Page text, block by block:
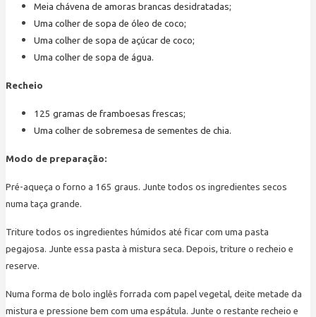
Meia chávena de amoras brancas desidratadas;
Uma colher de sopa de óleo de coco;
Uma colher de sopa de açúcar de coco;
Uma colher de sopa de água.
Recheio
125 gramas de framboesas frescas;
Uma colher de sobremesa de sementes de chia.
Modo de preparação:
Pré-aqueça o forno a 165 graus. Junte todos os ingredientes secos
numa taça grande.
Triture todos os ingredientes húmidos até ficar com uma pasta
pegajosa. Junte essa pasta à mistura seca. Depois, triture o recheio e
reserve.
Numa forma de bolo inglês forrada com papel vegetal, deite metade da
mistura e pressione bem com uma espátula. Junte o restante recheio e